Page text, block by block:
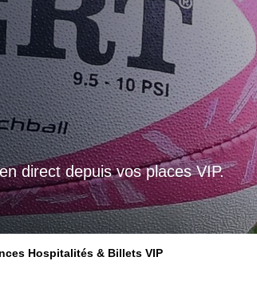
direct depuis vos places VIP.
Hospitalités & Billets VIP